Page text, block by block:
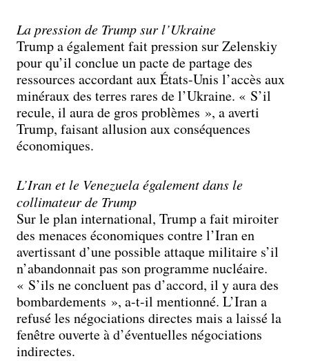
La pression de Trump sur l’Ukraine
Trump a également fait pression sur Zelenskiy
pour qu’il conclue un pacte de partage des
ressources accordant aux États-Unis l’accès aux
minéraux des terres rares de l’Ukraine. « S’il
recule, il aura de gros problèmes », a averti
Trump, faisant allusion aux conséquences
économiques.
L’Iran et le Venezuela également dans le
collimateur de Trump
Sur le plan international, Trump a fait miroiter
des menaces économiques contre l’Iran en
avertissant d’une possible attaque militaire s’il
n’abandonnait pas son programme nucléaire.
« S’ils ne concluent pas d’accord, il y aura des
bombardements », a-t-il mentionné. L’Iran a
refusé les négociations directes mais a laissé la
fenêtre ouverte à d’éventuelles négociations
indirectes.